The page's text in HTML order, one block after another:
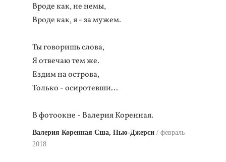
Вроде как, не немы,
Вроде как, я - за мужем.
Ты говоришь слова,
Я отвечаю тем же.
Ездим на острова,
Только - осиротевши...
В фотоокне - Валерия Коренная.
Валерия Коренная Сша, Нью-Джерси
февраль
2018